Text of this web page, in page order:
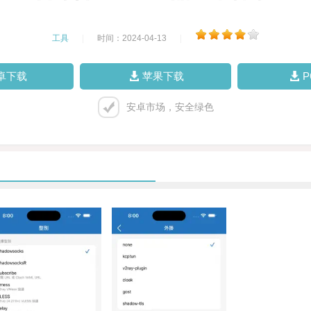
工具 时间：2024-04-13
下载 苹果下载
安卓市场，安全绿色